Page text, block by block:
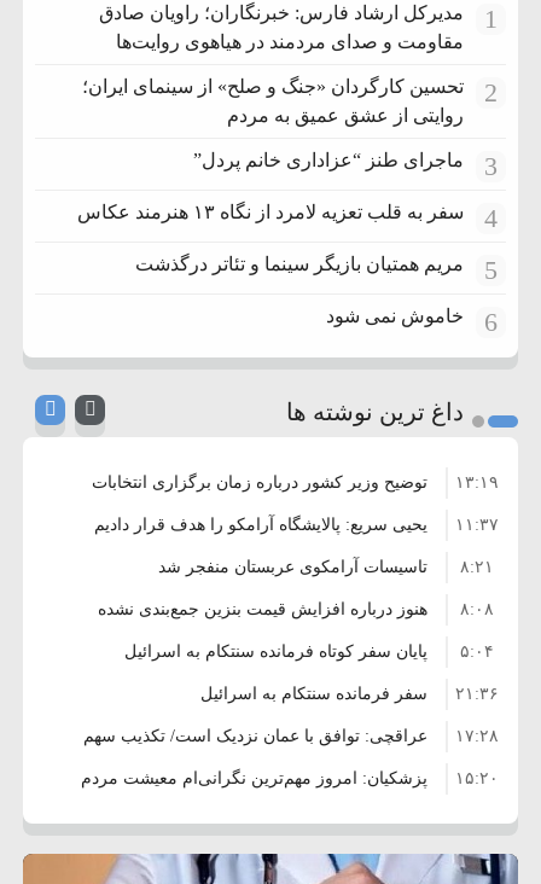
1
مدیرکل ارشاد فارس: خبرنگاران؛ راویان صادق
مقاومت و صدای مردمند در هیاهوی روایت‌ها
2
تحسین کارگردان «جنگ و صلح» از سینمای ایران؛
روایتی از عشق عمیق به مردم
3 ماجرای طنز “عزاداری خانم پردل”
4 سفر به قلب تعزیه لامرد از نگاه ۱۳ هنرمند عکاس
5 مریم همتیان بازیگر سینما و تئاتر درگذشت
6 خاموش نمی شود
داغ ترین نوشته ها
توضیح وزیر کشور درباره زمان برگزاری انتخابات
شوراها
۱۳:۱۹
یحیی سریع: پالایشگاه آرامکو را هدف قرار دادیم ۱۱:۳۷
تاسیسات آرامکوی عربستان منفجر شد ۸:۲۱
هنوز درباره افزایش قیمت بنزین جمع‌بندی نشده
است/ کالا برگ قطعا افزایش می‌یابد
۸:۰۸
پایان سفر کوتاه فرمانده سنتکام به اسرائیل ۵:۰۴
سفر فرمانده سنتکام به اسرائیل ۲۱:۳۶
عراقچی: توافق با عمان نزدیک است/ تکذیب سهم
۱۱ درصدی ایران از خزر
۱۷:۲۸
پزشکیان: امروز مهم‌ترین نگرانی‌ام معیشت مردم
است
۱۵:۲۰
ترامپ: مذاکرات با تهران خوب پیش می‌رود ۸:۳۶
بازداشت سفیر پیشین فلسطین در لبنان به اتهام ۱۰:۳۳